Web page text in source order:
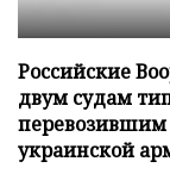
Российские
двум судам
перевозившим
украинской